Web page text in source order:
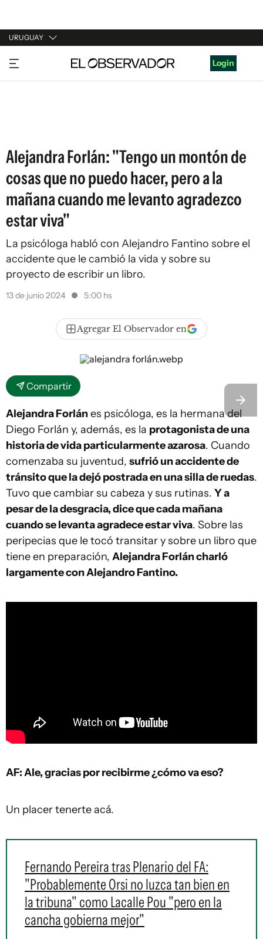
URUGUAY
URUGUAY
ARGENTINA
Login
Alejandra Forlán: "Tengo un montón de
cosas que no puedo hacer, pero a la
mañana cuando me levanto agradezco
estar viva"
La psicóloga habló con Alejandro Fantino sobre el
accidente que le cambió la vida y sobre su
proyecto de escribir un libro.
13 de junio 2024 5:00 hs
Agregar El Observador en
Compartir
Alejandra Forlánes psicóloga, es la hermana del
Diego Forlán y, además, es la protagonista de una
historia de vida particularmente azarosa. Cuando
comenzaba su juventud, sufrió un accidente de
tránsito que la dejó postrada en una silla de ruedas.
Tuvo que cambiar su cabeza y sus rutinas. Y a
pesar de la desgracia, dice que cada mañana
cuando se levanta agradece estar viva. Sobre las
peripecias que le tocó transitar y sobre un libro que
tiene en preparación, Alejandra Forlán charló
largamente con Alejandro Fantino.
AF: Ale, gracias por recibirme ¿cómo va eso?
Un placer tenerte acá.
Fernando Pereira tras Plenario del FA:
"Probablemente Orsi no luzca tan bien en
la tribuna" como Lacalle Pou "pero en la
cancha gobierna mejor"